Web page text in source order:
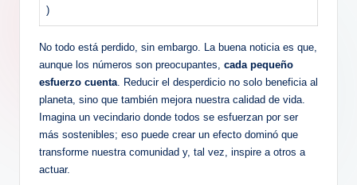
)
No todo está perdido, sin embargo. La buena noticia es que,
aunque los números son preocupantes, cada pequeño
esfuerzo cuenta. Reducir el desperdicio no solo beneficia al
planeta, sino que también mejora nuestra calidad de vida.
Imagina un vecindario donde todos se esfuerzan por ser
más sostenibles; eso puede crear un efecto dominó que
transforme nuestra comunidad y, tal vez, inspire a otros a
actuar.